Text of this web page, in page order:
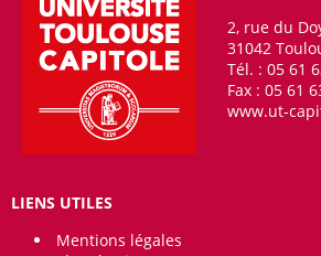
2, rue du
31042
Tél. : 05 61
Fax : 05 61
www.ut-
LIENS UTILES
Mentions légales